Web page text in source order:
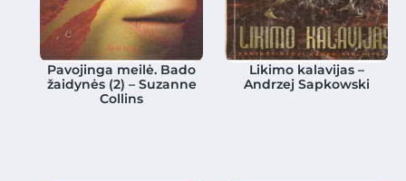
Pavojinga meilė. Bado
žaidynės (2) – Suzanne
Collins
Likimo kalavijas –
Andrzej Sapkowski